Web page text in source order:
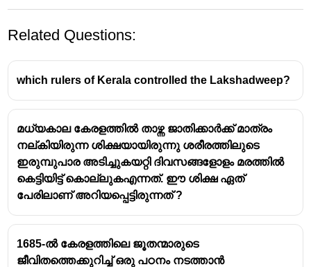
The origin of the Kollam Era has been dated
to 825 CE, when the great convention in
Kollam was held at the behest of King
Kulashekharan.
Kollam was an important town in that period,
and the Malayalam Era is called
'Kollavarsham'.
Related Questions:
which rulers of Kerala controlled the Lakshadweep?
മധ്യകാല കേരളത്തിൽ താഴ്ന്ന ജാതിക്കാർക്ക് മാത്രം
നല്കിയിരുന്ന ശിക്ഷയായിരുന്നു ശരീരത്തിലുടെ
ഇരുമ്പുപാര അടിച്ചുകയറ്റി ദിവസങ്ങളോളം മരത്തിൽ
കെട്ടിയിട്ട് കൊല്ലുകഎന്നത്. ഈ ശിക്ഷ ഏത്
പേരിലാണ് അറിയപ്പെട്ടിരുന്നത് ?
1685-ൽ കേരളത്തിലെ ജൂതന്മാരുടെ
ജീവിതത്തെക്കുറിച്ച് ഒരു പഠനം നടത്താൻ